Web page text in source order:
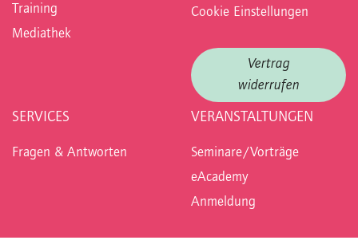
Training
Mediathek
Cookie Einstellungen
Vertrag
widerrufen
SERVICES
Fragen & Antworten
VERANSTALTUNGEN
Seminare/Vorträge
eAcademy
Anmeldung